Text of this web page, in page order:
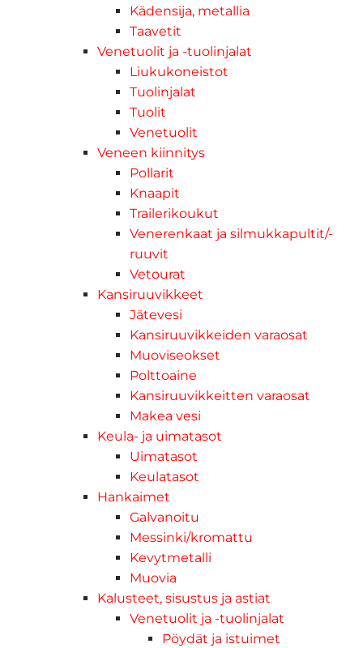
Kädensija, metallia
Taavetit
Venetuolit ja -tuolinjalat
Liukukoneistot
Tuolinjalat
Tuolit
Venetuolit
Veneen kiinnitys
Pollarit
Knaapit
Trailerikoukut
Venerenkaat ja silmukkapultit/-
ruuvit
Vetourat
Kansiruuvikkeet
Jätevesi
Kansiruuvikkeiden varaosat
Muoviseokset
Polttoaine
Kansiruuvikkeitten varaosat
Makea vesi
Keula- ja uimatasot
Uimatasot
Keulatasot
Hankaimet
Galvanoitu
Messinki/kromattu
Kevytmetalli
Muovia
Kalusteet, sisustus ja astiat
Venetuolit ja -tuolinjalat
Pöydät ja istuimet